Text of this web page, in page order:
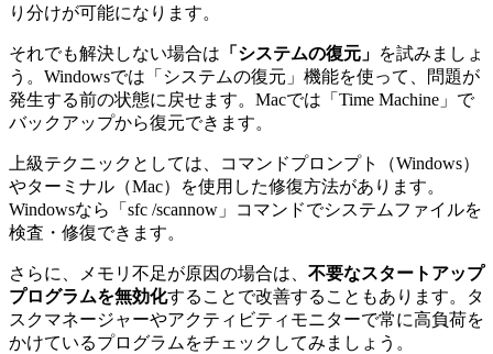
り分けが可能になります。
それでも解決しない場合は 「システムの復元」 を試みましょ
う。Windowsでは「システムの復元」機能を使って、問題が
発生する前の状態に戻せます。Macでは「Time Machine」で
バックアップから復元できます。
上級テクニックとしては、コマンドプロンプト（Windows）
やターミナル（Mac）を使用した修復方法があります。
Windowsなら「sfc /scannow」コマンドでシステムファイルを
検査・修復できます。
さらに、メモリ不足が原因の場合は、 不要なスタートアップ
プログラムを無効化することで改善することもあります。タ
スクマネージャーやアクティビティモニターで常に高負荷を
かけているプログラムをチェックしてみましょう。